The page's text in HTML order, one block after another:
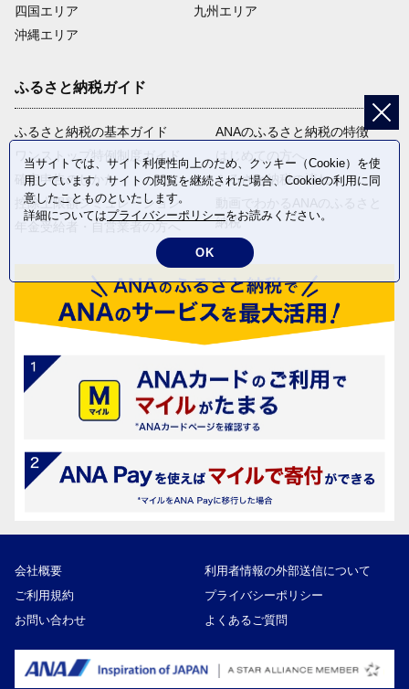
四国エリア
沖縄エリア
九州エリア
ふるさと納税ガイド
ふるさと納税の基本ガイド
ワンストップ特例制度ガイド
確定申告のしかた
控除上限額シミュレーション
ANAのふるさと納税の特徴
はじめての方へ
ふるさと納税の流れ
納税
会社概要
利用者情報の外部送信について
ご利用規約
プライバシーポリシー
お問い合わせ
よくあるご質問
当サイトでは、サイト利便性向上のため、クッキー（Cookie）を使
用しています。サイトの閲覧を継続された場合、Cookieの利用に同
意したことものといたします。
詳細についてはプライバシーポリシーをお読みください。
OK